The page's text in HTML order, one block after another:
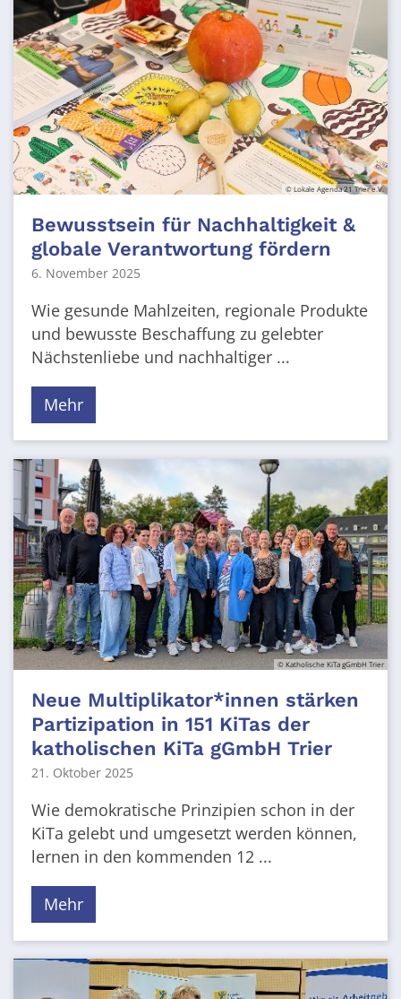
© Lokale Agenda 21 Trier e.V.
Bewusstsein für Nachhaltigkeit &
globale Verantwortung fördern
6. November 2025
Wie gesunde Mahlzeiten, regionale Produkte
und bewusste Beschaffung zu gelebter
Nächstenliebe und nachhaltiger ...
Mehr
© Katholische KiTa gGmbH Trier
Neue Multiplikator*innen stärken
Partizipation in 151 KiTas der
katholischen KiTa gGmbH Trier
21. Oktober 2025
Wie demokratische Prinzipien schon in der
KiTa gelebt und umgesetzt werden können,
lernen in den kommenden 12 ...
Mehr